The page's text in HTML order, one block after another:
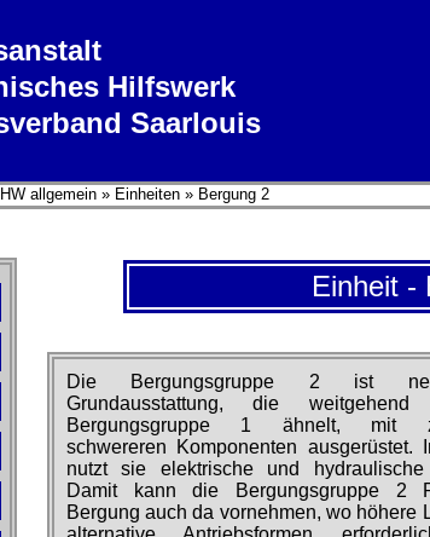
Hilfswerk
Saarlouis
allgemein» Einheiten» Bergung 2
Einheit -
Die Bergungsgruppe 2 ist
Grundausstattung, die
Bergungsgruppe 1 ähnelt, mit
schwereren Komponenten ausgerüstet.
nutzt sie elektrische und hydraulische
Damit kann die Bergungsgruppe 2
Bergung auch da vornehmen, wo höhere